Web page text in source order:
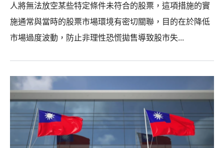
人將無法放空某些特定條件未符合的股票，這項措施的實
施通常與當時的股票市場環境有密切關聯，目的在於降低
市場過度波動，防止非理性恐慌拋售導致股市失...